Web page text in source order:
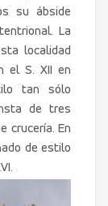
su ábside
La
localidad
el S. XII en
tan sólo
de tres
crucería. En
de estilo